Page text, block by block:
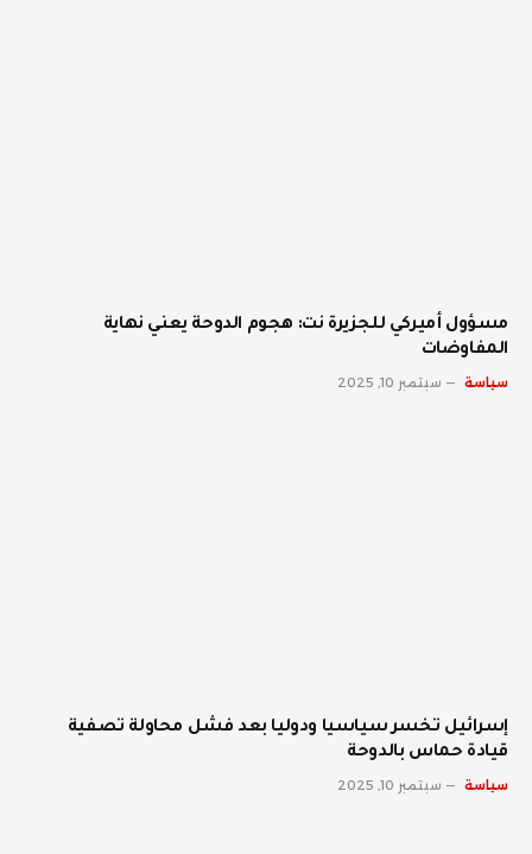
مسؤول أميركي للجزيرة نت: هجوم الدوحة يعني نهاية
المفاوضات
سياسة سبتمبر 10, 2025
إسرائيل تخسر سياسيا ودوليا بعد فشل محاولة تصفية
قيادة حماس بالدوحة
سياسة سبتمبر 10, 2025